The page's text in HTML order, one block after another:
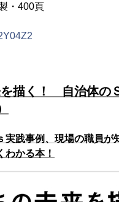
・400頁
を描く！ 自治体の
実践事例、現場の職員が
わかる本！